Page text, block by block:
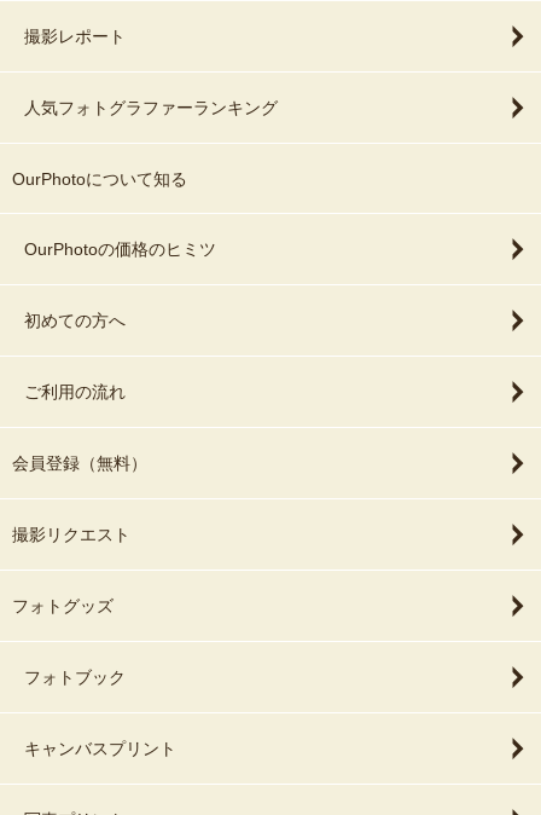
撮影レポート
人気フォトグラファーランキング
OurPhotoについて知る
OurPhotoの価格のヒミツ
初めての方へ
ご利用の流れ
会員登録（無料）
撮影リクエスト
フォトグッズ
フォトブック
キャンバスプリント